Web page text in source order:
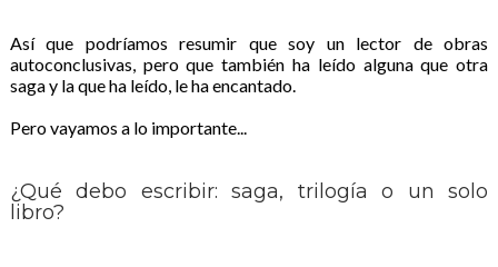
Así que podríamos resumir que soy un lector de obras
autoconclusivas, pero que también ha leído alguna que otra
saga y la que ha leído, le ha encantado.
Pero vayamos a lo importante...
¿Qué debo escribir: saga, trilogía o un solo
libro?